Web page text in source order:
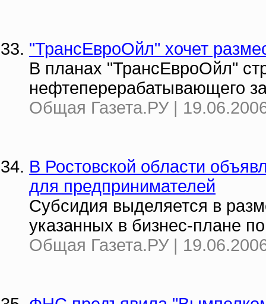
"ТрансЕвроОйл" хочет
В планах "ТрансЕвроОйл"
нефтеперерабатывающего
Общая Газета.РУ |
В Ростовской области
для предпринимателей
Субсидия выделяется в
указанных в бизнес-плане
Общая Газета.РУ |